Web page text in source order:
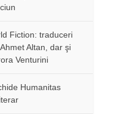
Fiction: traduceri
Altan, dar şi
Venturini
Humanitas